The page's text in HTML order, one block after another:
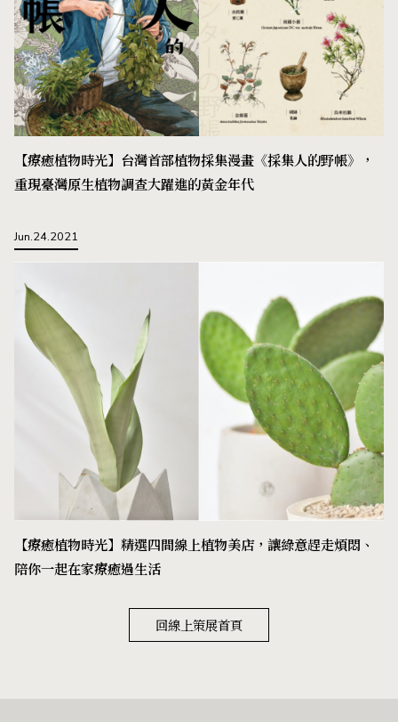
【療癒植物時光】台灣首部植物採集漫畫《採集人的野帳》，
重現臺灣原生植物調查大躍進的黃金年代
Jun.24.2021
【療癒植物時光】精選四間線上植物美店，讓綠意趕走煩悶、
陪你一起在家療癒過生活
回線上策展首頁